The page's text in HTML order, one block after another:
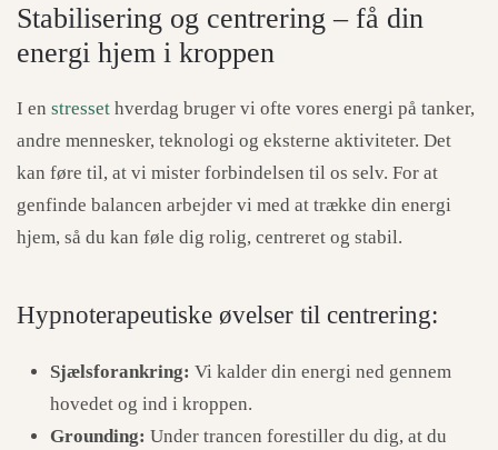
Stabilisering og centrering – få din
energi hjem i kroppen
I en stresset hverdag bruger vi ofte vores energi på tanker,
andre mennesker, teknologi og eksterne aktiviteter. Det
kan føre til, at vi mister forbindelsen til os selv. For at
genfinde balancen arbejder vi med at trække din energi
hjem, så du kan føle dig rolig, centreret og stabil.
Hypnoterapeutiske øvelser til centrering:
Sjælsforankring: Vi kalder din energi ned gennem
hovedet og ind i kroppen.
Grounding: Under trancen forestiller du dig, at du